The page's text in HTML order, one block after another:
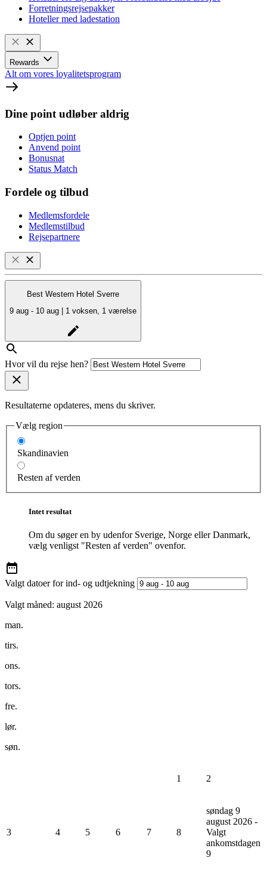
Forretningsrejsepakker
Hoteller med ladestation
Rewards
Alt om vores loyalitetsprogram
Dine point udløber aldrig
Optjen point
Anvend point
Bonusnat
Status Match
Fordele og tilbud
Medlemsfordele
Medlemstilbud
Rejsepartnere
Best Western Hotel Sverre
9 aug - 10 aug | 1 voksen, 1 værelse
Hvor vil du rejse hen?
Resultaterne opdateres, mens du skriver.
Vælg region
Skandinavien
Resten af verden
Intet resultat
Om du søger en by udenfor Sverige, Norge eller Danmark,
vælg venligst "Resten af verden" ovenfor.
Valgt datoer for ind- og udtjekning
Valgt måned: august 2026
man.
tirs.
ons.
tors.
fre.
lør.
søn.
1 2
3 4 5 6 7 8
søndag 9
august 2026 -
Valgt
ankomstdagen
9